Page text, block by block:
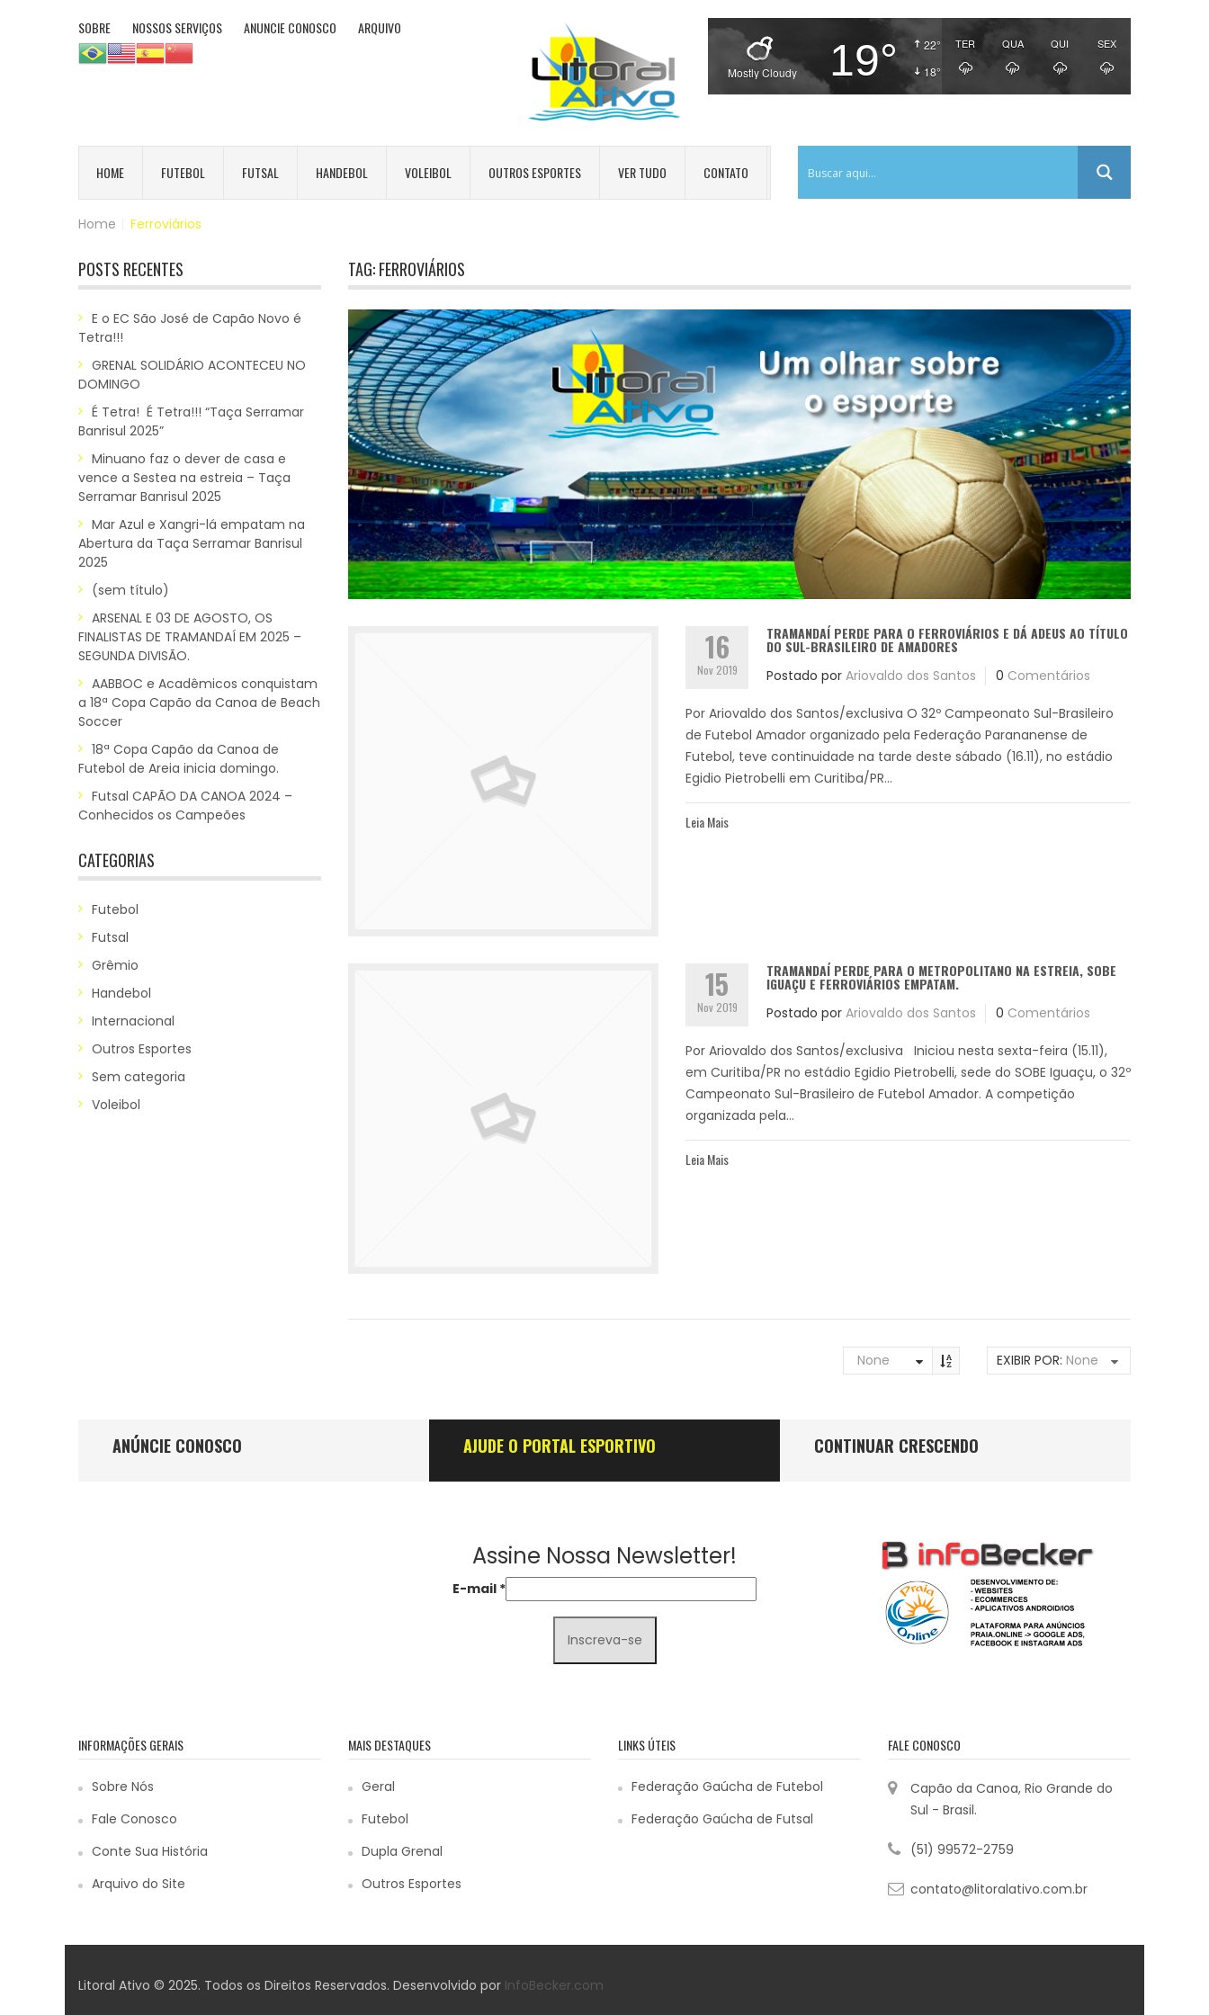
SOBRE NOSSOS SERVIÇOS ANUNCIE CONOSCO ARQUIVO
22°
18°
Mostly Cloudy 19° TER QUA QUI SEX
HOME FUTEBOL FUTSAL HANDEBOL VOLEIBOL OUTROS ESPORTES VER TUDO CONTATO
Home Ferroviários
POSTS RECENTES
E o EC São José de Capão Novo é
Tetra!!!
GRENAL SOLIDÁRIO ACONTECEU NO
DOMINGO
É Tetra! É Tetra!!! “Taça Serramar
Banrisul 2025”
Minuano faz o dever de casa e
vence a Sestea na estreia – Taça
Serramar Banrisul 2025
Mar Azul e Xangri-lá empatam na
Abertura da Taça Serramar Banrisul
2025
(sem título)
ARSENAL E 03 DE AGOSTO, OS
FINALISTAS DE TRAMANDAÍ EM 2025 –
SEGUNDA DIVISÃO.
AABBOC e Acadêmicos conquistam
a 18ª Copa Capão da Canoa de Beach
Soccer
18ª Copa Capão da Canoa de
Futebol de Areia inicia domingo.
Futsal CAPÃO DA CANOA 2024 –
Conhecidos os Campeões
CATEGORIAS
Futebol
Futsal
Grêmio
Handebol
Internacional
Outros Esportes
Sem categoria
Voleibol
TAG:FERROVIÁRIOS
16
Nov 2019
TRAMANDAÍ PERDE PARA O FERROVIÁRIOS E DÁ ADEUS AO TÍTULO
DO SUL-BRASILEIRO DE AMADORES
Postado por Ariovaldo dos Santos 0 Comentários
Por Ariovaldo dos Santos/exclusiva O 32º Campeonato Sul-Brasileiro
de Futebol Amador organizado pela Federação Parananense de
Futebol, teve continuidade na tarde deste sábado (16.11), no estádio
Egidio Pietrobelli em Curitiba/PR...
Leia Mais
15
Nov 2019
TRAMANDAÍ PERDE PARA O METROPOLITANO NA ESTREIA, SOBE
IGUAÇU E FERROVIÁRIOS EMPATAM.
Postado por Ariovaldo dos Santos 0 Comentários
Por Ariovaldo dos Santos/exclusiva Iniciou nesta sexta-feira (15.11),
em Curitiba/PR no estádio Egidio Pietrobelli, sede do SOBE Iguaçu, o 32º
Campeonato Sul-Brasileiro de Futebol Amador. A competição
organizada pela...
Leia Mais
None EXIBIR POR: None
ANÚNCIE CONOSCO AJUDE O PORTAL ESPORTIVO CONTINUAR CRESCENDO
Assine Nossa Newsletter!
E-mail *
INFORMAÇÕES GERAIS
Sobre Nós
Fale Conosco
Conte Sua História
Arquivo do Site
MAIS DESTAQUES
Geral
Futebol
Dupla Grenal
Outros Esportes
LINKS ÚTEIS
Federação Gaúcha de Futebol
Federação Gaúcha de Futsal
FALE CONOSCO
Capão da Canoa, Rio Grande do
Sul - Brasil.
(51) 99572-2759
contato@litoralativo.com.br
Litoral Ativo © 2025. Todos os Direitos Reservados. Desenvolvido por InfoBecker.com